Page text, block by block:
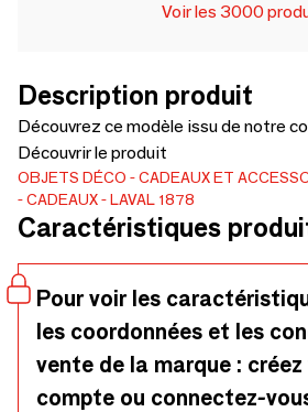
Voir les 3000
Description produit
Découvrez ce modèle issu de notre
Découvrir le produit
OBJETS DÉCO
CADEAUX ET
CADEAUX
LAVAL 1878
Caractéristiques
Pour voir les
les coordonnées et les
vente de la marque : créez
compte ou connectez-